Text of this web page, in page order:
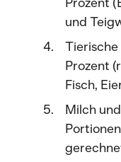
und
Tierische
Prozent
Fisch,
Milch